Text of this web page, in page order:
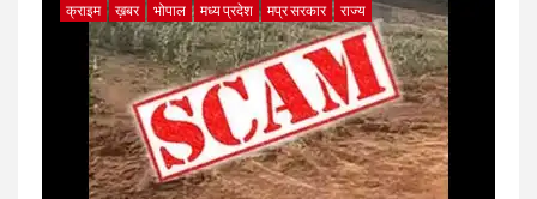
क्राइम ख़बर भोपाल मध्य प्रदेश मप्र सरकार राज्य